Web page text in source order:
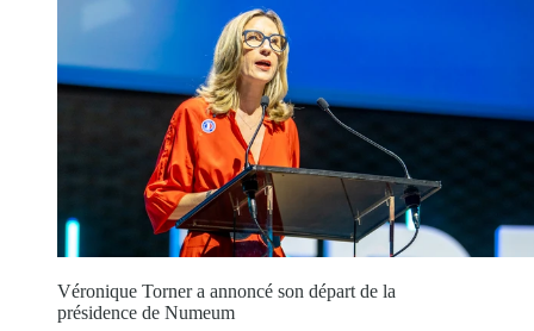
Véronique Torner a annoncé son départ de la
présidence de Numeum